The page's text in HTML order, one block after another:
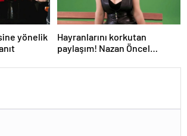
yönelik
Hayranlarını korkutan
paylaşım! Nazan Öncel